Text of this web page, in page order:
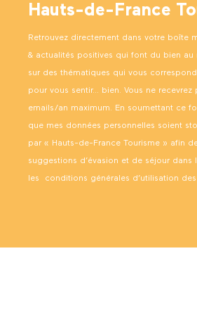
Hauts-de-France
Retrouvez directement dans votre boîte
& actualités positives qui font du bien au
sur des thématiques qui vous
pour vous sentir… bien. Vous ne recevrez
emails/an maximum. En soumettant ce
que mes données personnelles soient
par « Hauts-de-France Tourisme » afin
suggestions d’évasion et de séjour dans
les conditions générales d’utilisation